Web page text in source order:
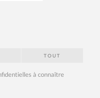
TOUT
à connaître